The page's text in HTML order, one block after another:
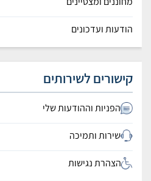
הודעות ועדכונים
קישורים לשירותים
הפניות וההודעות שלי
שירות ותמיכה
הצהרת נגישות